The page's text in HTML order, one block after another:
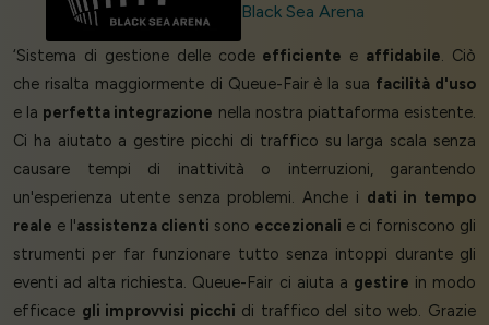
Black Sea Arena
‘Sistema di gestione delle code efficiente e affidabile. Ciò
che risalta maggiormente di Queue-Fair è la sua facilità d'uso
e la perfetta integrazione nella nostra piattaforma esistente.
Ci ha aiutato a gestire picchi di traffico su larga scala senza
causare tempi di inattività o interruzioni, garantendo
un'esperienza utente senza problemi. Anche i dati in tempo
reale e l'assistenza clienti sono eccezionali e ci forniscono gli
strumenti per far funzionare tutto senza intoppi durante gli
eventi ad alta richiesta. Queue-Fair ci aiuta a gestire in modo
efficace gli improvvisi picchi di traffico del sito web. Grazie